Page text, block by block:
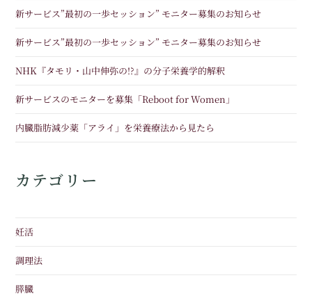
新サービス”最初の一歩セッション” モニター募集のお知らせ
新サービス”最初の一歩セッション” モニター募集のお知らせ
NHK『タモリ・山中伸弥の!?』の分子栄養学的解釈
新サービスのモニターを募集「Reboot for Women」
内臓脂肪減少薬「アライ」を栄養療法から見たら
カテゴリー
妊活
調理法
膵臓